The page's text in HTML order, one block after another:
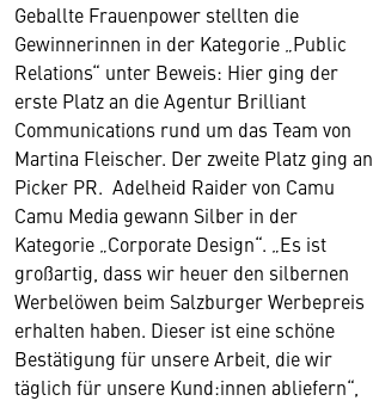
Geballte Frauenpower stellten die
Gewinnerinnen in der Kategorie „Public
Relations“ unter Beweis: Hier ging der
erste Platz an die Agentur Brilliant
Communications rund um das Team von
Martina Fleischer. Der zweite Platz ging an
Picker PR. Adelheid Raider von Camu
Camu Media gewann Silber in der
Kategorie „Corporate Design“. „Es ist
großartig, dass wir heuer den silbernen
Werbelöwen beim Salzburger Werbepreis
erhalten haben. Dieser ist eine schöne
Bestätigung für unsere Arbeit, die wir
täglich für unsere Kund:innen abliefern“,